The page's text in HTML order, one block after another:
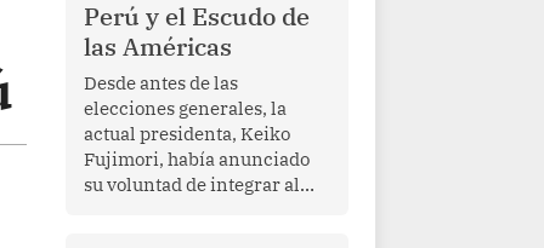
Perú y el Escudo de
las Américas
Desde antes de las
elecciones generales, la
actual presidenta, Keiko
Fujimori, había anunciado
su voluntad de integrar al